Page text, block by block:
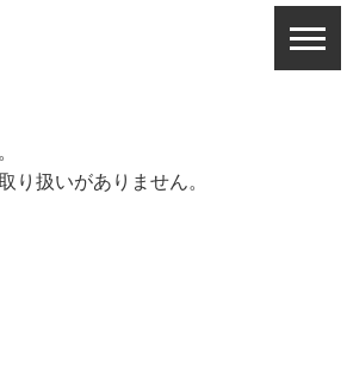
り扱いがありません。